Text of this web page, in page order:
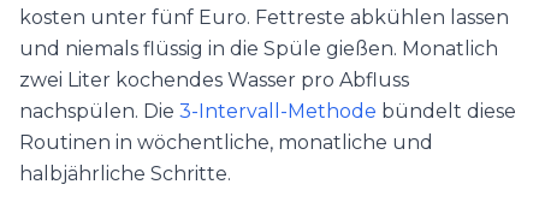
kosten unter fünf Euro. Fettreste abkühlen lassen
und niemals flüssig in die Spüle gießen. Monatlich
zwei Liter kochendes Wasser pro Abfluss
nachspülen. Die 3-Intervall-Methode bündelt diese
Routinen in wöchentliche, monatliche und
halbjährliche Schritte.